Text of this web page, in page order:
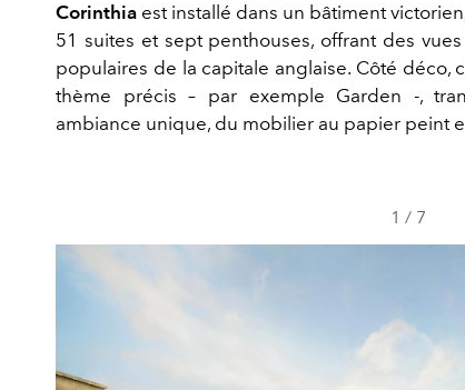
Corinthia est installé dans un bâtiment
51 suites et sept penthouses, offrant des
populaires de la capitale anglaise. Côté déco,
thème précis – par exemple Garden -,
ambiance unique, du mobilier au papier peint
1 / 7